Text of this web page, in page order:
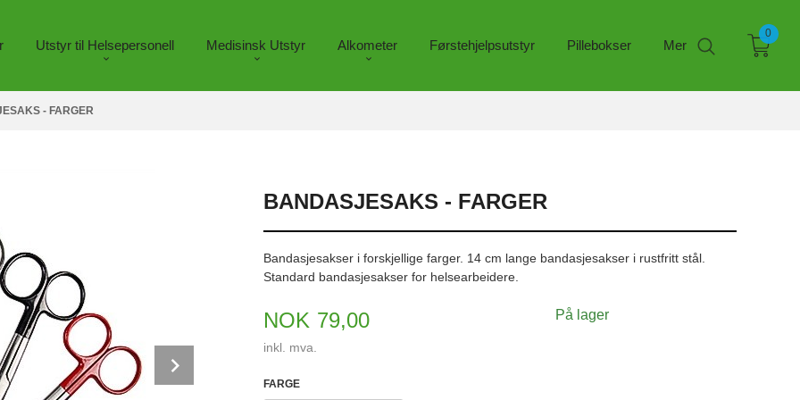
Utstyr til Helsepersonell Medisinsk Utstyr Alkometer Førstehjelpsutstyr Pillebokser Mer
0
- FARGER
BANDASJESAKS - FARGER
Bandasjesakser i forskjellige farger. 14 cm lange bandasjesakser i rustfritt stål.
Standard bandasjesakser for helsearbeidere.
Pris
NOK 79,00
inkl. mva.
På lager
FARGE